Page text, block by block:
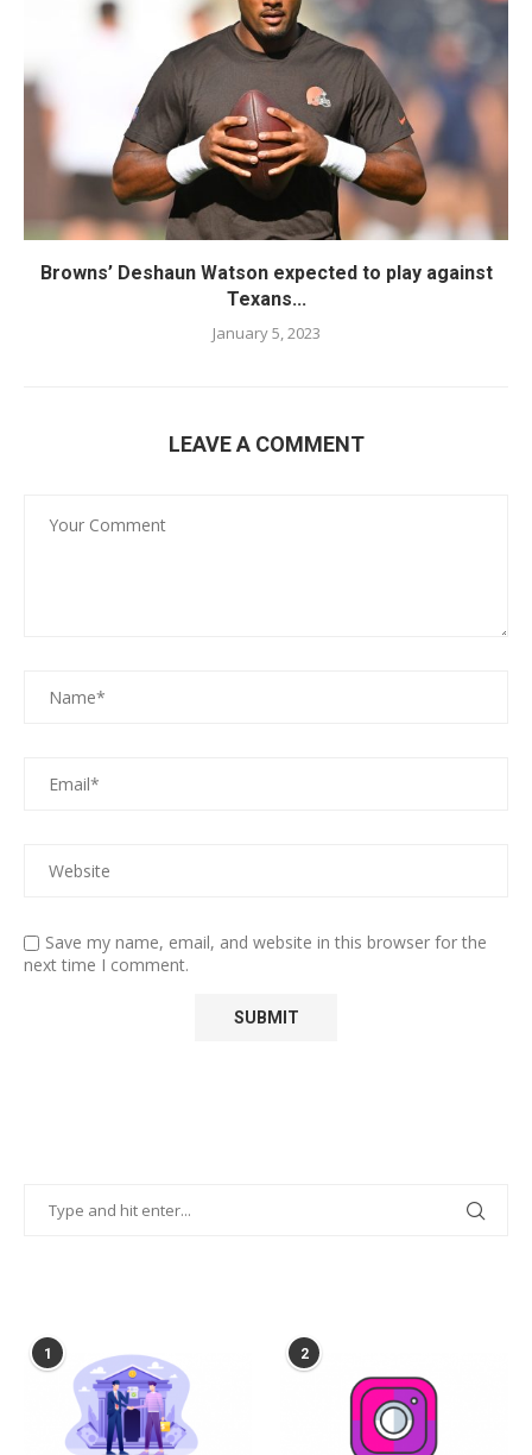
Browns’ Deshaun Watson expected to play against
Texans...
January 5, 2023
LEAVE A COMMENT
Save my name, email, and website in this browser for the
next time I comment.
1 2